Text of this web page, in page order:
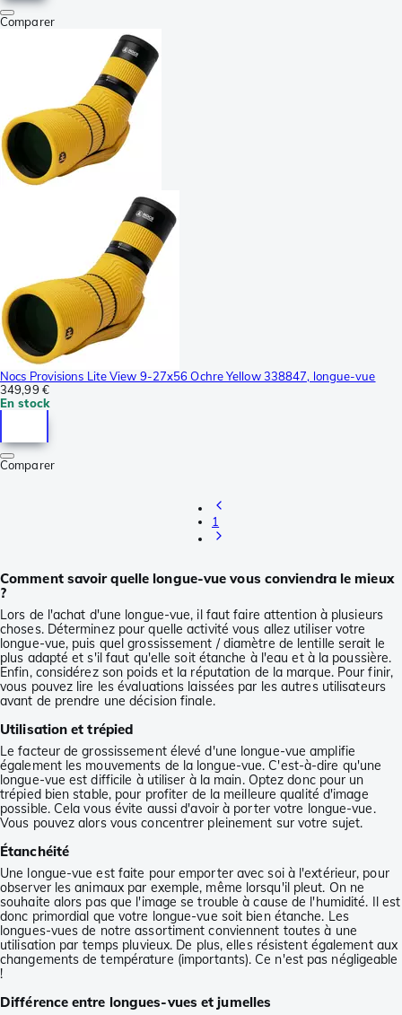
Comparer
Nocs Provisions Lite View 9-27x56 Ochre Yellow 338847, longue-vue
349,99 €
En stock
Comparer
1
Comment savoir quelle longue-vue vous conviendra le mieux
?
Lors de l'achat d'une longue-vue, il faut faire attention à plusieurs
choses. Déterminez pour quelle activité vous allez utiliser votre
longue-vue, puis quel grossissement / diamètre de lentille serait le
plus adapté et s'il faut qu'elle soit étanche à l'eau et à la poussière.
Enfin, considérez son poids et la réputation de la marque. Pour finir,
vous pouvez lire les évaluations laissées par les autres utilisateurs
avant de prendre une décision finale.
Utilisation et trépied
Le facteur de grossissement élevé d'une longue-vue amplifie
également les mouvements de la longue-vue. C'est-à-dire qu'une
longue-vue est difficile à utiliser à la main. Optez donc pour un
trépied bien stable, pour profiter de la meilleure qualité d'image
possible. Cela vous évite aussi d'avoir à porter votre longue-vue.
Vous pouvez alors vous concentrer pleinement sur votre sujet.
Étanchéité
Une longue-vue est faite pour emporter avec soi à l'extérieur, pour
observer les animaux par exemple, même lorsqu'il pleut. On ne
souhaite alors pas que l'image se trouble à cause de l'humidité. Il est
donc primordial que votre longue-vue soit bien étanche. Les
longues-vues de notre assortiment conviennent toutes à une
utilisation par temps pluvieux. De plus, elles résistent également aux
changements de température (importants). Ce n'est pas négligeable
!
Différence entre longues-vues et jumelles